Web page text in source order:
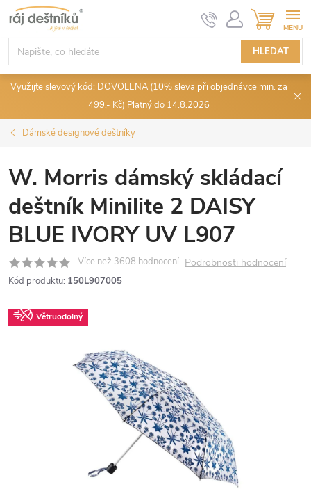
Přejít
na
obsah
HLEDAT
KOŠÍK
Využijte slevový kód: DOVOLENA (10% sleva při objednávce min. za
499,- Kč) Platný do 14.8.2026
Dámské designové deštníky
W. Morris dámský skládací
deštník Minilite 2 DAISY
BLUE IVORY UV L907
Podrobnosti hodnocení
Kód produktu: 150L907005
Větruodolný